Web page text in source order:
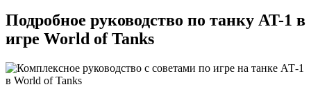
Подробное руководство по танку AT-1 в
игре World of Tanks